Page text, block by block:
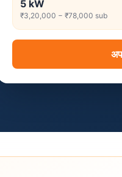
5 kW
₹3,20,000 − ₹78,000 sub